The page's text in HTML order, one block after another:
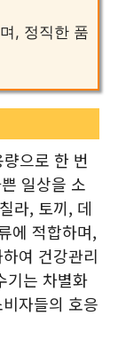
, 정직한 품
으로 한 번
일상을 소
라, 토끼, 데
에 적합하며,
여 건강관리
기는 차별화
자들의 호응